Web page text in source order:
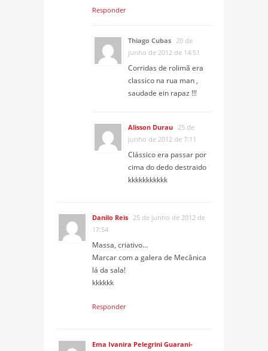
Responder
Thiago Cubas 20 de
junho de 2012 de 14:51
Corridas de rolimã era
classico na rua man ,
saudade ein rapaz !!!
Alisson Durau 25 de
junho de 2012 de 7:11
Clássico era passar por
cima do dedo destraido
kkkkkkkkkkk
Danilo Reis 25 de junho de 2012 de
17:54
Massa, criativo…
Marcar com a galera de Mecânica
lá da sala!
kkkkkk
Responder
Ema Ivanira Pelegrini Guarani-